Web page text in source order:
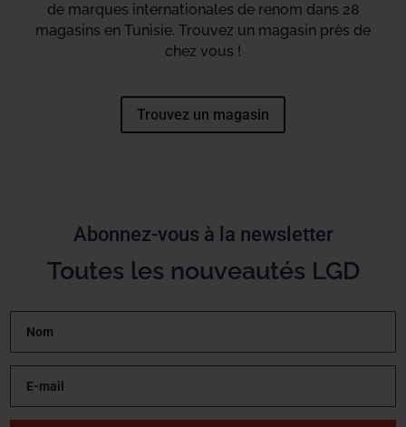
de marques internationales de renom dans 28
magasins en Tunisie. Trouvez un magasin près de
chez vous !
Trouvez un magasin
Abonnez-vous à la newsletter
Toutes les nouveautés LGD